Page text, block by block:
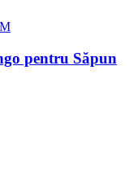
pentru Săpun